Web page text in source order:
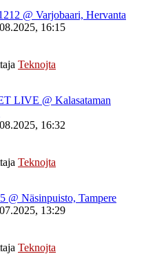
@ Varjobaari, Hervanta
16:15
Teknojta
LIVE @ Kalasataman
16:32
Teknojta
@ Näsinpuisto, Tampere
13:29
Teknojta